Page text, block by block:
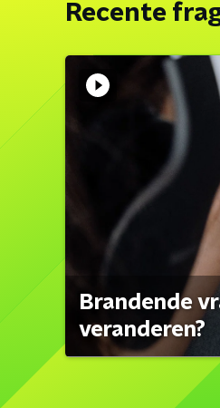
Recente
Brandende
veranderen?